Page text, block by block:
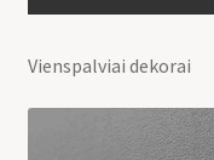
Vienspalviai dekorai